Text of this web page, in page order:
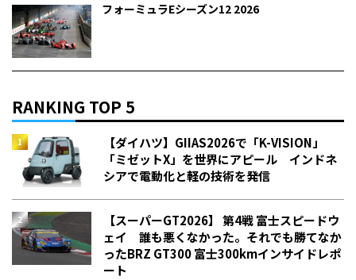
フォーミュラEシーズン12 2026
RANKING TOP 5
【ダイハツ】GIIAS2026で「K-VISION」
「ミゼットX」を世界にアピール インドネ
シアで電動化と軽の技術を発信
【スーパーGT2026】 第4戦 富士スピードウ
ェイ 誰も悪くなかった。それでも勝てなか
った――BRZ GT300 富士300kmインサイドレポ
ート